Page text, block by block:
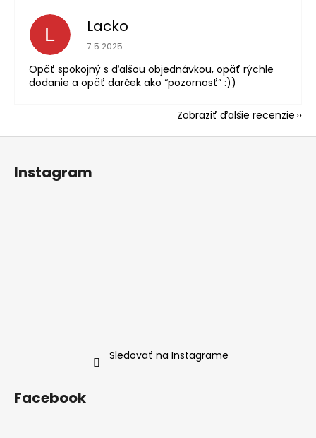
L Lacko
Hodnotenie obchodu je 5 z 5 hviezdičiek.
7.5.2025
Opäť spokojný s ďalšou objednávkou, opäť rýchle
dodanie a opäť darček ako “pozornosť” :))
Zobraziť ďalšie recenzie
Z
Instagram
Sledovať na Instagrame
Facebook